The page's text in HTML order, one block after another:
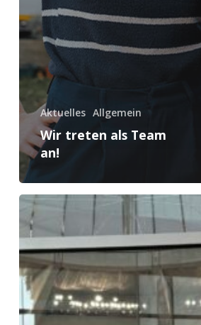
Aktuelles Allgemein
Wir treten als Team
an!
Herzlich
Willkommen
Bosch-
Kollegen
im
Bundestag!